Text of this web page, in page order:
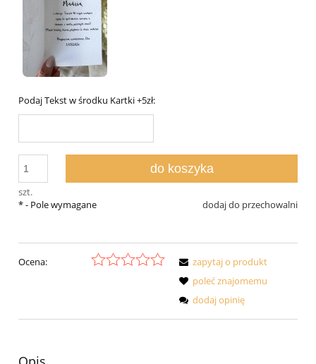
Podaj Tekst w środku Kartki +5zł:
szt.
do koszyka
dodaj do przechowalni
*- Pole wymagane
Ocena:
zapytaj o produkt
poleć znajomemu
dodaj opinię